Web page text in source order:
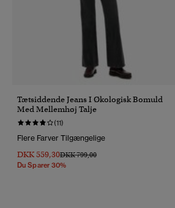
Tætsiddende Jeans I Økologisk Bomuld
Med Mellemhøj Talje
(11)
Flere Farver Tilgængelige
DKK 559,30Pris Nedsat Fra
DKK 799,00Til
Du Sparer 30%